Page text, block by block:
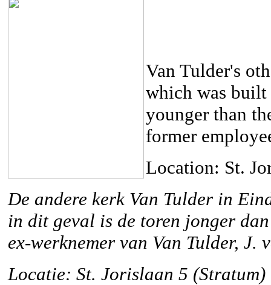
Van Tulder's
which was
younger than
former
Location: St.
De andere kerk Van Tulder in
in dit geval is de toren jonger
ex-werknemer van Van Tulder,
Locatie: St. Jorislaan 5 (Stratum)